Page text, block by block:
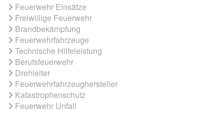
Feuerwehr Einsätze
Freiwillige Feuerwehr
Brandbekämpfung
Feuerwehrfahrzeuge
Technische Hilfeleistung
Berufsfeuerwehr
Drehleiter
Feuerwehrfahrzeughersteller
Katastrophenschutz
Feuerwehr Unfall